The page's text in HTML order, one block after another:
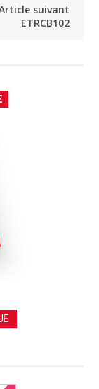
suivant
ETRCB102